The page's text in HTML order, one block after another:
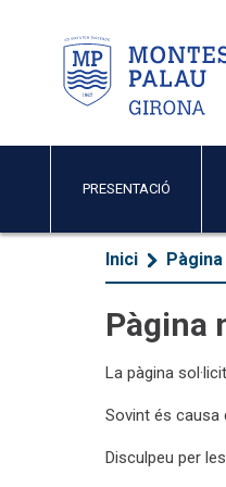
PRESENTACIÓ
Inici
Pàgina
La pàgina
Sovint és causa
Disculpeu per